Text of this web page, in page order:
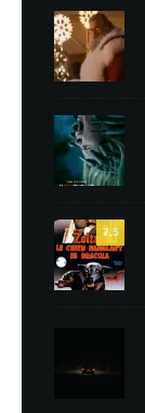
7.5